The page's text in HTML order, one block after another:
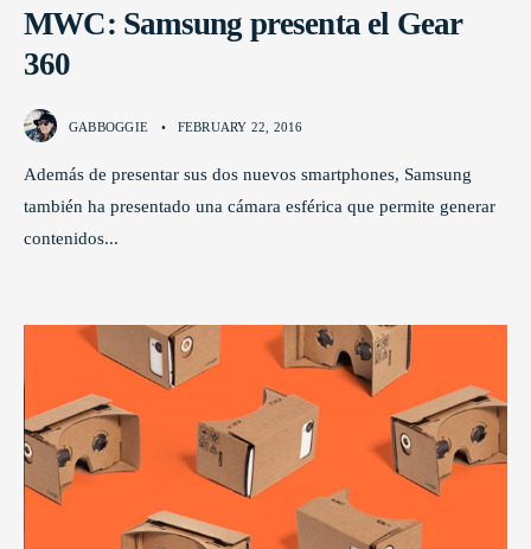
MWC: Samsung presenta el Gear
360
GABBOGGIE • FEBRUARY 22, 2016
Además de presentar sus dos nuevos smartphones, Samsung
también ha presentado una cámara esférica que permite generar
contenidos...